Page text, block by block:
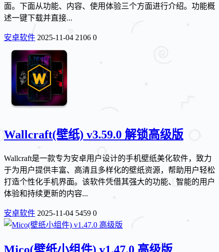
面。下面从功能、内容、使用体验三个方面进行介绍。功能概
述一键下载并直接...
安卓软件 2025-11-04 2106 0
Wallcraft(壁纸) v3.59.0 解锁高级版
Wallcraft是一款专为安卓用户设计的手机壁纸美化软件，致力
于为用户提供丰富、高清且多样化的壁纸资源，帮助用户轻松
打造个性化手机界面。该软件凭借其强大的功能、智能的用户
体验和持续更新的内容...
安卓软件 2025-11-04 5459 0